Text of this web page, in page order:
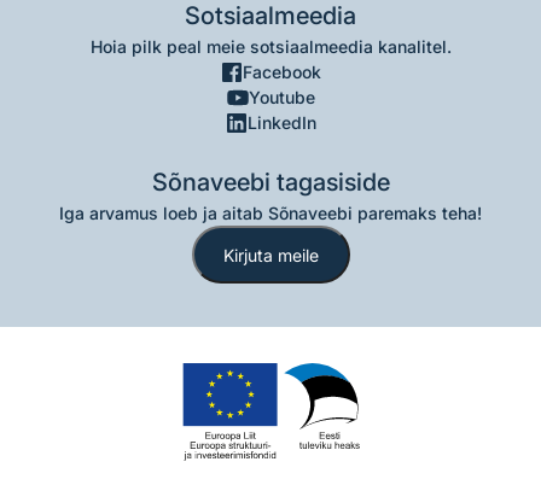
Sotsiaalmeedia
Hoia pilk peal meie sotsiaalmeedia kanalitel.
Facebook
Youtube
LinkedIn
Sõnaveebi tagasiside
Iga arvamus loeb ja aitab Sõnaveebi paremaks teha!
Kirjuta meile